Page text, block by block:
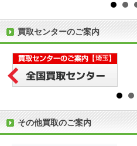
買取センターのご案内
その他買取のご案内